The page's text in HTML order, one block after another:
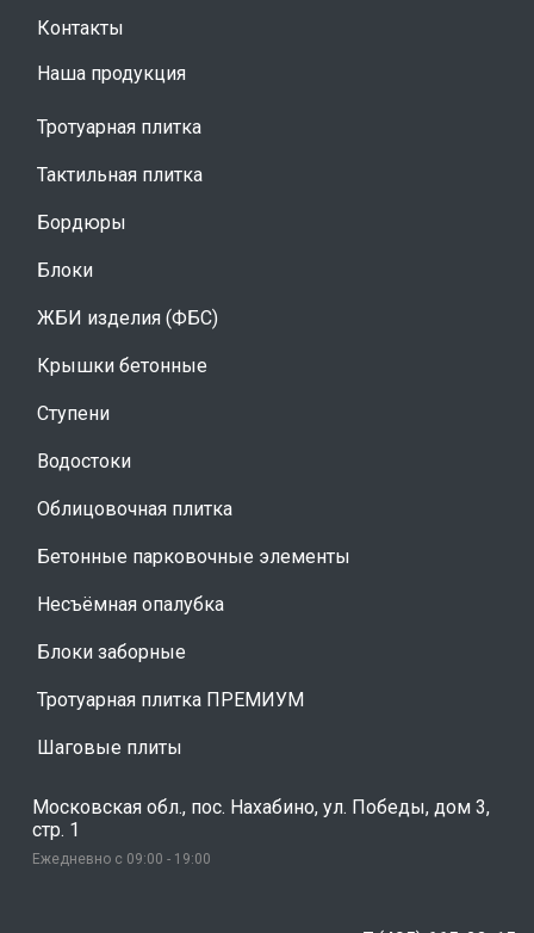
Контакты
Наша продукция
Тротуарная плитка
Тактильная плитка
Бордюры
Блоки
ЖБИ изделия (ФБС)
Крышки бетонные
Ступени
Водостоки
Облицовочная плитка
Бетонные парковочные элементы
Несъёмная опалубка
Блоки заборные
Тротуарная плитка ПРЕМИУМ
Шаговые плиты
Московская обл., пос. Нахабино, ул. Победы, дом 3,
стр. 1
Ежедневно с 09:00 - 19:00